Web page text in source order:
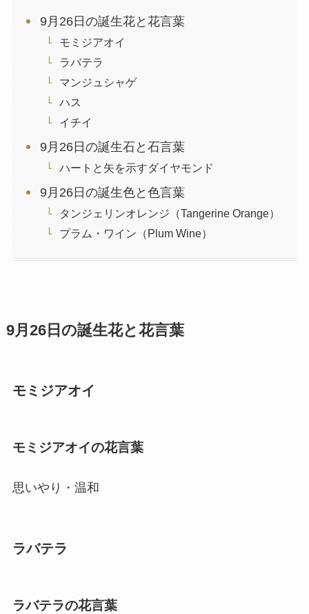
9月26日の誕生花と花言葉
モミジアオイ
ラバテラ
マンジュシャゲ
ハス
イチイ
9月26日の誕生石と石言葉
ハートと矢を示すダイヤモンド
9月26日の誕生色と色言葉
タンジェリンオレンジ（Tangerine Orange）
プラム・ワイン（Plum Wine）
9月26日の誕生花と花言葉
モミジアオイ
モミジアオイの花言葉
思いやり・温和
ラバテラ
ラバテラの花言葉